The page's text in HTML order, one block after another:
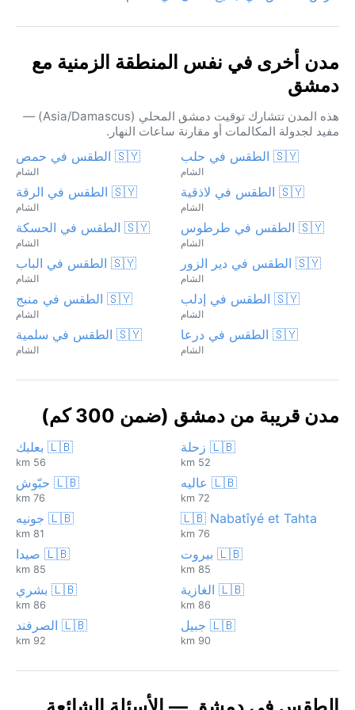
مدن أخرى في نفس المنطقة الزمنية مع
دمشق
هذه المدن تتشارك توقيت دمشق المحلي (Asia/Damascus) —
مفيد لجدولة المكالمات أو مقارنة ساعات النهار.
🇸🇾 الطقس في حلب
الشام
🇸🇾 الطقس في حمص
الشام
🇸🇾 الطقس في لاذقية
الشام
🇸🇾 الطقس في الرقة
الشام
🇸🇾 الطقس في طرطوس
الشام
🇸🇾 الطقس في الحسكة
الشام
🇸🇾 الطقس في دير الزور
الشام
🇸🇾 الطقس في الباب
الشام
🇸🇾 الطقس في إدلب
الشام
🇸🇾 الطقس في منبج
الشام
🇸🇾 الطقس في درعا
الشام
🇸🇾 الطقس في سلمية
الشام
مدن قريبة من دمشق (ضمن 300 كم)
🇱🇧 زحلة
52 km
🇱🇧 بعلبك
56 km
🇱🇧 عاليه
72 km
🇱🇧 حبّوش
76 km
🇱🇧 Nabatîyé et Tahta
76 km
🇱🇧 جونيه
81 km
🇱🇧 بيروت
85 km
🇱🇧 صيدا
85 km
🇱🇧 الغازية
86 km
🇱🇧 بشري
86 km
🇱🇧 جبيل
90 km
🇱🇧 الصرفند
92 km